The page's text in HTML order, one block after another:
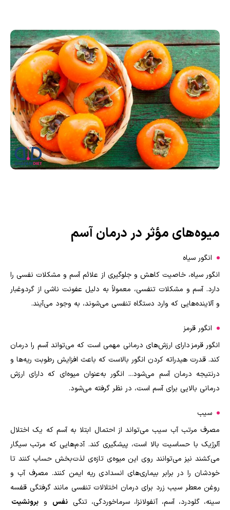
میوه‌های مؤثر در درمان آسم
انگور سیاه
انگور سیاه، خاصیت کاهش و جلوگیری از علائم آسم و مشکلات نفسی را
دارد. آسم و مشکلات تنفسی، معمولاً به دلیل عفونت ناشی از گردوغبار
و آلاینده‌هایی که وارد دستگاه تنفسی می‌شوند، به وجود می‌آیند.
انگور قرمز
انگور قرمز دارای ارزش‌های درمانی مهمی است که می‌تواند آسم را درمان
کند. قدرت هیدراته کردن انگور بالاست که باعث افزایش رطوبت ریه‌ها و
درنتیجه درمان آسم می‌شود... انگور به‌عنوان میوه‌ای که دارای ارزش
درمانی بالایی برای آسم است، در نظر گرفته می‌شود.
سیب
مصرف مرتب آب سیب می‌تواند از احتمال ابتلا به آسم که یک اختلال
آلرژیک با حساسیت بالا است، پیشگیری کند. آدم‌هایی که مرتب سیگار
می‌کشند نیز می‌توانند روی این میوه‌ی تازه‌ی لذت‌بخش حساب کنند تا
خودشان را در برابر بیماری‌های انسدادی ریه ایمن کنند. مصرف آب و
روغن معطر سیب زرد برای درمان اختلالات تنفسی مانند گرفتگی قفسه
سینه، گلودرد، آسم، آنفولانزا، سرماخوردگی، تنگی نفس و برونشیت